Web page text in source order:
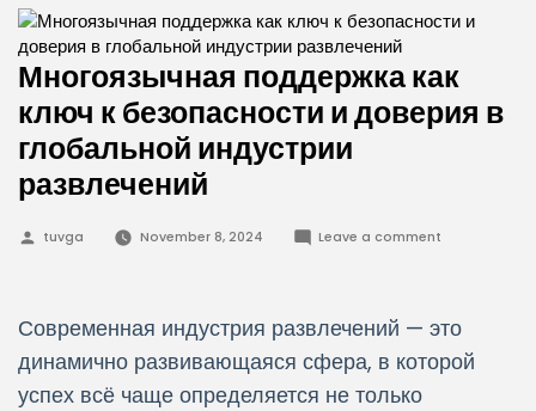
Многоязычная поддержка как
ключ к безопасности и доверия в
глобальной индустрии
развлечений
Posted
tuvga November 8, 2024 Leave a commenton
безопасности
доверия
Современная индустрия развлечений — это
динамично развивающаяся сфера, в которой
успех всё чаще определяется не только